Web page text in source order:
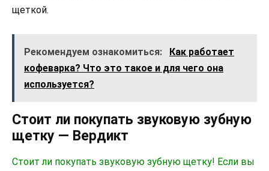
щеткой.
Рекомендуем ознакомиться:
Как работает
кофеварка? Что это такое и для чего она
используется?
Стоит ли покупать звуковую зубную
щетку — Вердикт
Стоит ли покупать звуковую зубную щетку! Если вы